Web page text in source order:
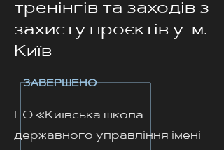
тренінгів та заходів з
захисту проєктів у м.
Київ
ЗАВЕРШЕНО
ГО «Київська школа
державного управління імені